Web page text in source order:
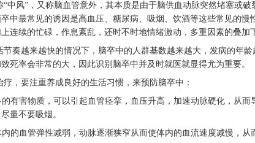
“中风”，又称脑血管意外，其本质是由于脑供血动脉突然堵塞或
中最常见的诱因是高血压、糖尿病、吸烟、饮酒等这些常见的
连续的忙碌，作息紊乱，还时不时地情绪激动，多重因素的叠加
奏越来越快的情况下，脑卒中的人群基数越来越大，发病的年
死率会非常的大，因此识别脑卒中并及时就医就显得尤为重要。
，要注重养成良好的生活习惯，来预防脑卒中：
有害物质，可以引起血管痉挛，血压升高，加速动脉硬化，从
量不要吸烟。
的血管弹性减弱，动脉逐渐狭窄从而使体内的血流速度减慢，